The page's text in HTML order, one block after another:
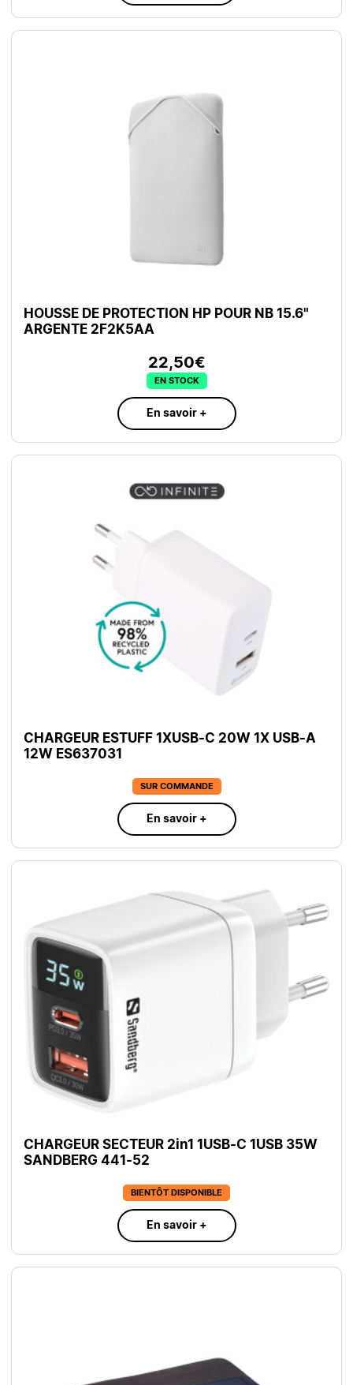
HOUSSE DE PROTECTION HP POUR NB 15.6"
ARGENTE 2F2K5AA
22,50€
EN STOCK
En savoir +
CHARGEUR ESTUFF 1XUSB-C 20W 1X USB-A
12W ES637031
SUR COMMANDE
En savoir +
CHARGEUR SECTEUR 2in1 1USB-C 1USB 35W
SANDBERG 441-52
BIENTÔT DISPONIBLE
En savoir +